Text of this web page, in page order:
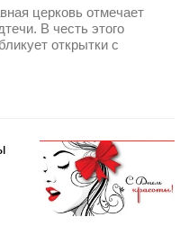
церковь отмечает
В честь этого
открытки с